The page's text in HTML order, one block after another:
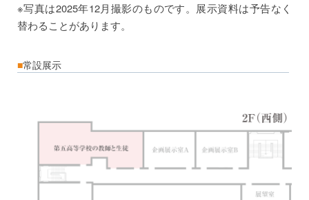
※写真は2025年12月撮影のものです。展示資料は予告なく
替わることがあります。
■常設展示